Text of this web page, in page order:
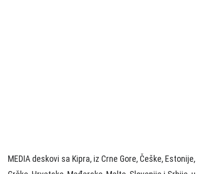
MEDIA deskovi sa Kipra, iz Crne Gore, Češke, Estonije,